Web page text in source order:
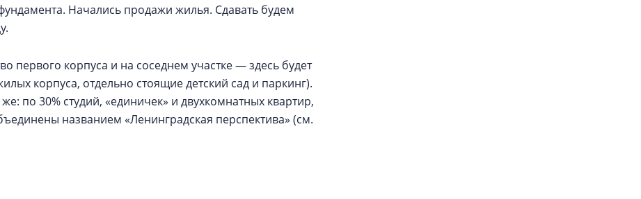
Начались продажи жилья. Сдавать будем
первого корпуса и на соседнем участке — здесь будет
корпуса, отдельно стоящие детский сад и паркинг).
по 30% студий, «единичек» и двухкомнатных квартир,
названием «Ленинградская перспектива» (см.